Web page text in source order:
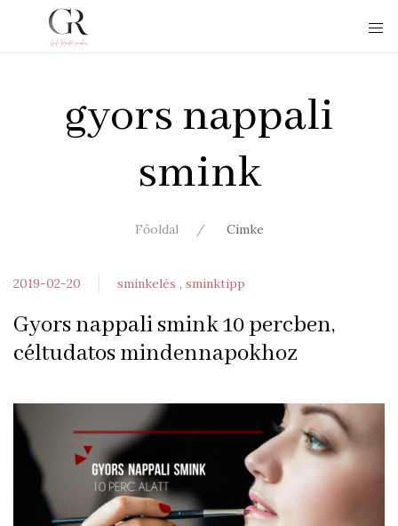
gyors nappali
smink
Főoldal Címke
2019-02-20 sminkelés sminktipp
Gyors nappali smink 10 percben,
céltudatos mindennapokhoz